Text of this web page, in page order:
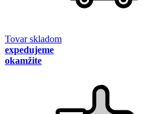
Tovar skladom
expedujeme
okamžite